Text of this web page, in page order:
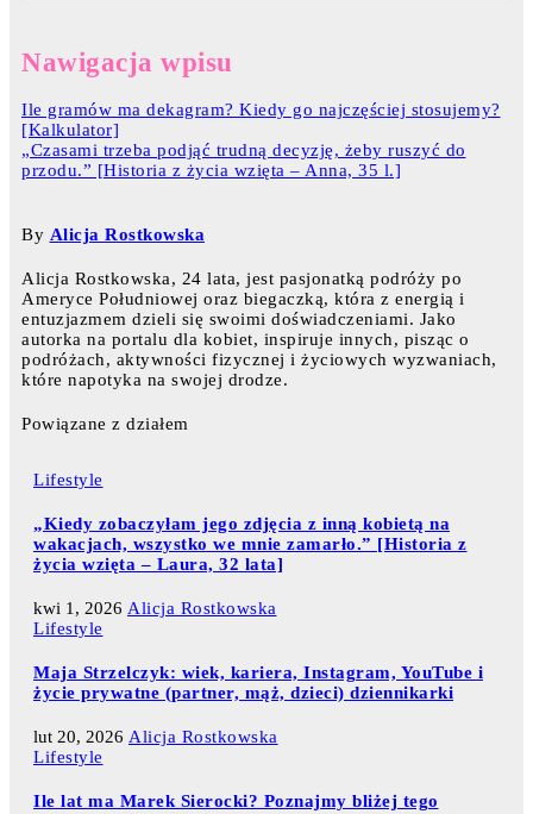
Nawigacja wpisu
Ile gramów ma dekagram? Kiedy go najczęściej stosujemy?
[Kalkulator]
„Czasami trzeba podjąć trudną decyzję, żeby ruszyć do
przodu.” [Historia z życia wzięta – Anna, 35 l.]
By Alicja Rostkowska
Alicja Rostkowska, 24 lata, jest pasjonatką podróży po
Ameryce Południowej oraz biegaczką, która z energią i
entuzjazmem dzieli się swoimi doświadczeniami. Jako
autorka na portalu dla kobiet, inspiruje innych, pisząc o
podróżach, aktywności fizycznej i życiowych wyzwaniach,
które napotyka na swojej drodze.
Powiązane z działem
Lifestyle
„Kiedy zobaczyłam jego zdjęcia z inną kobietą na
wakacjach, wszystko we mnie zamarło.” [Historia z
życia wzięta – Laura, 32 lata]
kwi 1, 2026 Alicja Rostkowska
Lifestyle
Maja Strzelczyk: wiek, kariera, Instagram, YouTube i
życie prywatne (partner, mąż, dzieci) dziennikarki
lut 20, 2026 Alicja Rostkowska
Lifestyle
Ile lat ma Marek Sierocki? Poznajmy bliżej tego